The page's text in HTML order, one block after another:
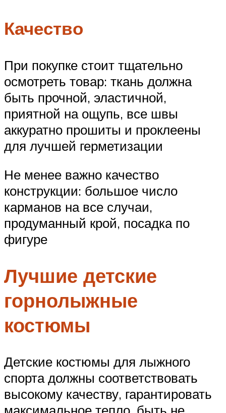
Качество
При покупке стоит тщательно
осмотреть товар: ткань должна
быть прочной, эластичной,
приятной на ощупь, все швы
аккуратно прошиты и проклеены
для лучшей герметизации
Не менее важно качество
конструкции: большое число
карманов на все случаи,
продуманный крой, посадка по
фигуре
Лучшие детские
горнолыжные
костюмы
Детские костюмы для лыжного
спорта должны соответствовать
высокому качеству, гарантировать